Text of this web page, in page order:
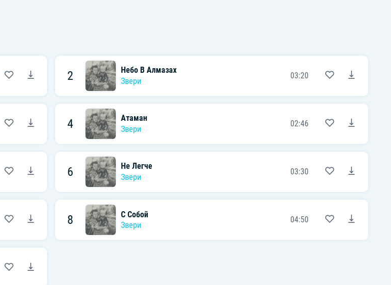
2
Небо В Алмазах
Звери
03:20
4
Атаман
Звери
02:46
6
Не Легче
Звери
03:30
8
С Собой
Звери
04:50